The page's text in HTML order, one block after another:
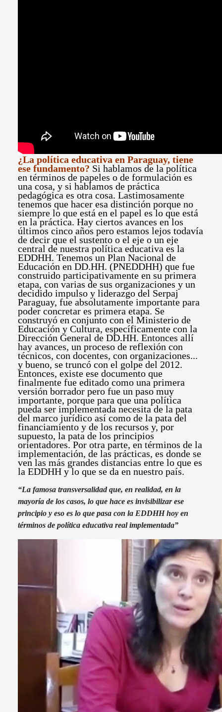
¿La política educativa en Paraguay, tiene
ese fundamento? Si hablamos de la política
en términos de papeles o de formulación es
una cosa, y si hablamos de práctica
pedagógica es otra cosa. Lastimosamente
tenemos que hacer esa distinción porque no
siempre lo que está en el papel es lo que está
en la práctica. Hay ciertos avances en los
últimos cinco años pero estamos lejos todavía
de decir que el sustento o el eje o un eje
central de nuestra política educativa es la
EDDHH. Tenemos un Plan Nacional de
Educación en DD.HH. (PNEDDHH) que fue
construido participativamente en su primera
etapa, con varias de sus organizaciones y un
decidido impulso y liderazgo del Serpaj
Paraguay, fue absolutamente importante para
poder concretar es primera etapa. Se
construyó en conjunto con el Ministerio de
Educación y Cultura, específicamente con la
Dirección General de DD.HH. Entonces allí
hay avances, un proceso de reflexión con
técnicos, con docentes, con organizaciones...
y bueno, se truncó con el golpe del 2012.
Entonces, existe ese documento que
finalmente fue editado como una primera
versión borrador pero fue un paso muy
importante, porque para que una política
pueda ser implementada necesita de la pata
del marco jurídico así como de la pata del
financiamiento y de los recursos y, por
supuesto, la pata de los principios
orientadores. Por otra parte, en términos de la
implementación, de las prácticas, es donde se
ven las más grandes distancias entre lo que es
la EDDHH y lo que se da en nuestro país.
“La famosa transversalidad que, en realidad, en la
mayoría de los casos, lo que hace es invisibilizar ese
principio y eso es lo que pasa con la EDDHH hoy en
términos de política educativa real implementada”